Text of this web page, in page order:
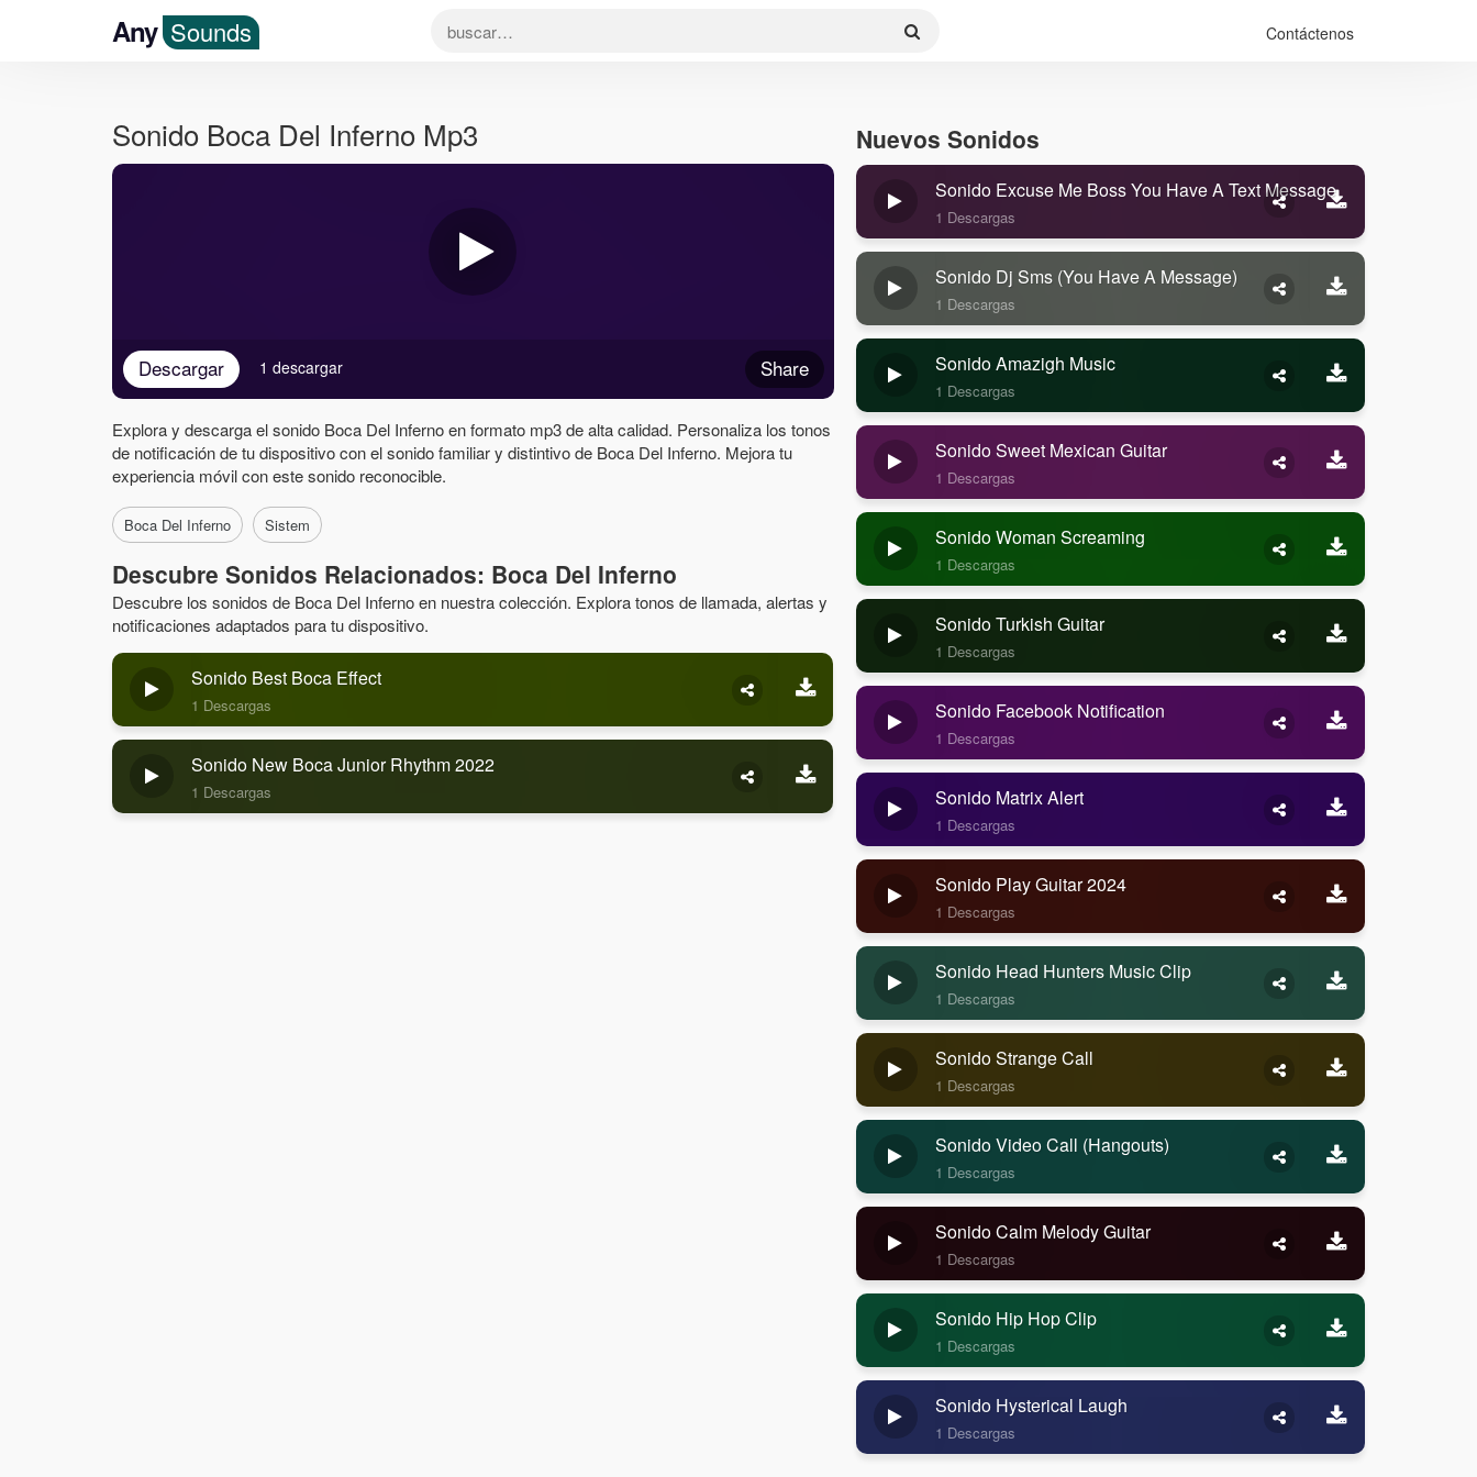
Any Sounds Contáctenos
Sonido Boca Del Inferno Mp3
Descargar Share
1 descargar
Explora y descarga el sonido Boca Del Inferno en formato mp3 de alta calidad. Personaliza los tonos
de notificación de tu dispositivo con el sonido familiar y distintivo de Boca Del Inferno. Mejora tu
experiencia móvil con este sonido reconocible.
Boca Del Inferno Sistem
Descubre Sonidos Relacionados: Boca Del Inferno
Descubre los sonidos de Boca Del Inferno en nuestra colección. Explora tonos de llamada, alertas y
notificaciones adaptados para tu dispositivo.
Sonido Best Boca Effect
1 Descargas
Sonido New Boca Junior Rhythm 2022
1 Descargas
Nuevos Sonidos
Sonido Excuse Me Boss You Have A Text Message
1 Descargas
Sonido Dj Sms (you Have A Message)
1 Descargas
Sonido Amazigh Music
1 Descargas
Sonido Sweet Mexican Guitar
1 Descargas
Sonido Woman Screaming
1 Descargas
Sonido Turkish Guitar
1 Descargas
Sonido Facebook Notification
1 Descargas
Sonido Matrix Alert
1 Descargas
Sonido Play Guitar 2024
1 Descargas
Sonido Head Hunters Music Clip
1 Descargas
Sonido Strange Call
1 Descargas
Sonido Video Call (Hangouts)
1 Descargas
Sonido Calm Melody Guitar
1 Descargas
Sonido Hip Hop Clip
1 Descargas
Sonido Hysterical Laugh
1 Descargas